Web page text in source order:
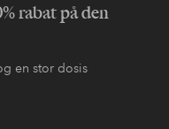
rabat på den
en stor dosis